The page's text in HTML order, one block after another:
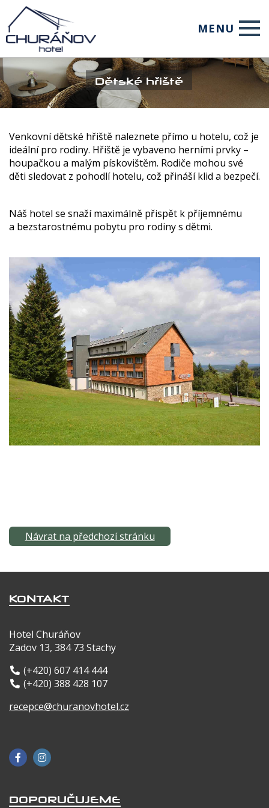
MENU
Úvod
Ubytování
Služby
Pro firmy
Rezervace
Kontakt
Dětské hřiště
Venkovní dětské hřiště naleznete přímo u hotelu, což je
ideální pro rodiny. Hřiště je vybaveno herními prvky –
houpačkou a malým pískovištěm. Rodiče mohou své
děti sledovat z pohodlí hotelu, což přináší klid a bezpečí.
Náš hotel se snaží maximálně přispět k příjemnému
a bezstarostnému pobytu pro rodiny s dětmi.
Návrat na předchozí stránku
KONTAKT
Hotel Churáňov
Zadov 13, 384 73 Stachy
(+420) 607 414 444
(+420) 388 428 107
recepce@churanovhotel.cz
DOPORUČUJEME